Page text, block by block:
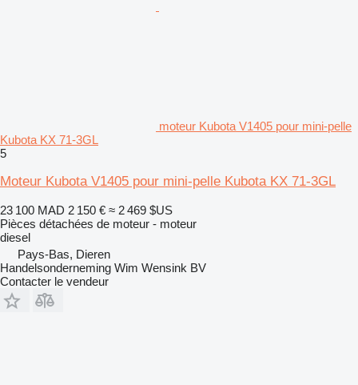
moteur Kubota V1405 pour mini-pelle
Kubota KX 71-3GL
5
Moteur Kubota V1405 pour mini-pelle Kubota KX 71-3GL
23 100 MAD 2 150 € ≈ 2 469 $US
Pièces détachées de moteur - moteur
diesel
Pays-Bas, Dieren
Handelsonderneming Wim Wensink BV
Contacter le vendeur